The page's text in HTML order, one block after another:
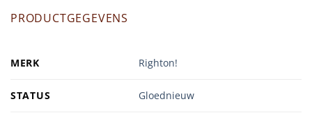
PRODUCTGEGEVENS
MERK Righton!
STATUS Gloednieuw